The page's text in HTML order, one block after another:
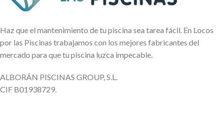
Haz que el mantenimiento de tu piscina sea tarea fácil. En Locos
por las Piscinas trabajamos con los mejores fabricantes del
mercado para que tu piscina luzca impecable.
ALBORÁN PISCINAS GROUP, S.L.
CIF B01938729.